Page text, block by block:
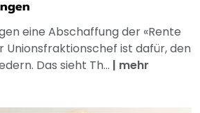
eine Abschaffung der «Rente
Unionsfraktionschef ist dafür, den
Das sieht Th... | mehr